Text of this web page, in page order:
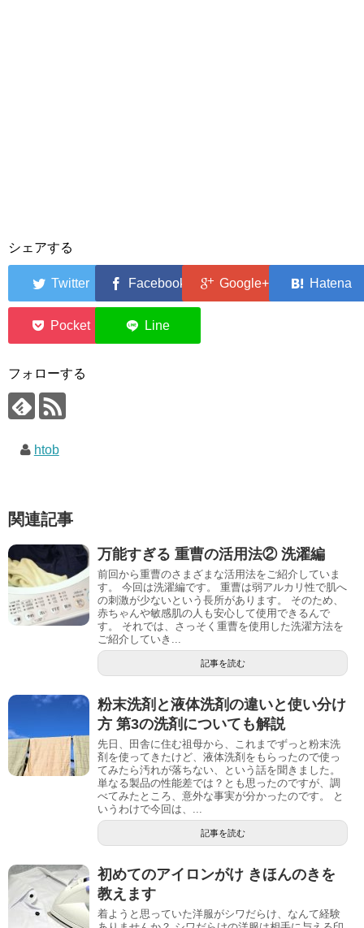
シェアする
フォローする
htob
関連記事
万能すぎる 重曹の活用法② 洗濯編
前回から重曹のさまざまな活用法をご紹介していま
す。 今回は洗濯編です。 重曹は弱アルカリ性で肌へ
の刺激が少ないという長所があります。 そのため、
赤ちゃんや敏感肌の人も安心して使用できるんで
す。 それでは、さっそく重曹を使用した洗濯方法を
ご紹介していき...
記事を読む
粉末洗剤と液体洗剤の違いと使い分け
方 第3の洗剤についても解説
先日、田舎に住む祖母から、これまでずっと粉末洗
剤を使ってきたけど、液体洗剤をもらったので使っ
てみたら汚れが落ちない、という話を聞きました。
単なる製品の性能差では？とも思ったのですが、調
べてみたところ、意外な事実が分かったのです。 と
いうわけで今回は、...
記事を読む
初めてのアイロンがけ きほんのきを
教えます
着ようと思っていた洋服がシワだらけ、なんて経験